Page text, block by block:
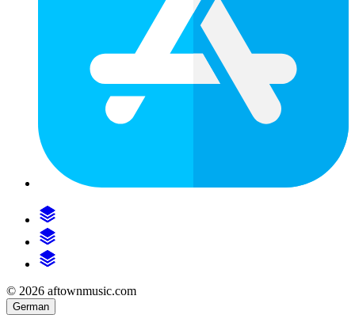
© 2026 aftownmusic.com
German